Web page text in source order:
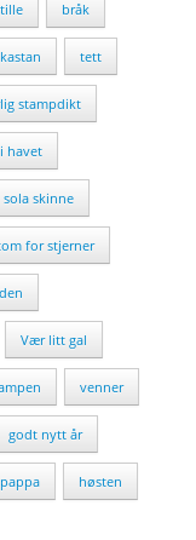
bråk
tett
stampdikt
havet
sola skinne
for stjerner
Vær litt gal
venner
godt nytt år
pappa høsten